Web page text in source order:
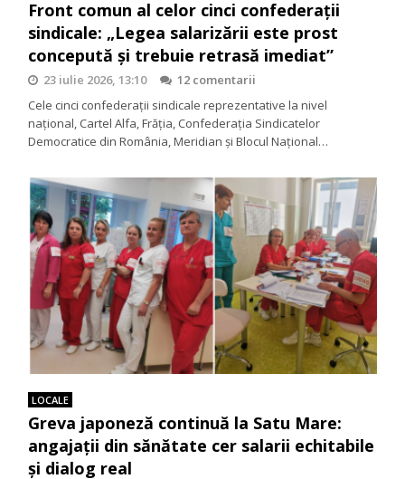
Front comun al celor cinci confederații
sindicale: „Legea salarizării este prost
concepută și trebuie retrasă imediat”
23 iulie 2026, 13:10
12 comentarii
Cele cinci confederații sindicale reprezentative la nivel
național, Cartel Alfa, Frăția, Confederația Sindicatelor
Democratice din România, Meridian și Blocul Național…
LOCALE
Greva japoneză continuă la Satu Mare:
angajații din sănătate cer salarii echitabile
și dialog real